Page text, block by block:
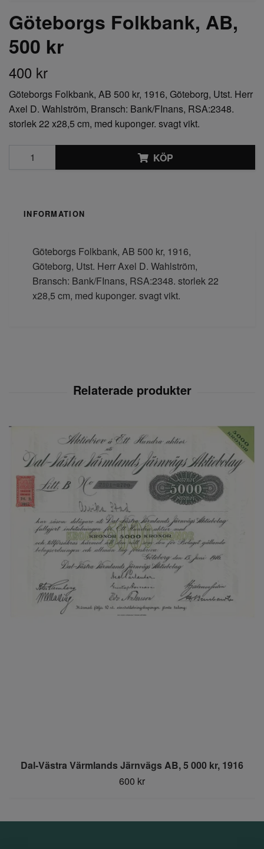
Göteborgs Folkbank, AB,
500 kr
400 kr
Göteborgs Folkbank, AB 500 kr, 1916, Göteborg, Utst. Herr
Axel D. Wahlström, Bransch: Bank/FInans, RSA:2348.
storlek 22 x28,5 cm, med kuponger. svagt vikt.
KÖP
INFORMATION
Göteborgs Folkbank, AB 500 kr, 1916,
Göteborg, Utst. Herr Axel D. Wahlström,
Bransch: Bank/FInans, RSA:2348. storlek 22
x28,5 cm, med kuponger. svagt vikt.
Dal-Västra Värmlands Järnvägs AB, 5 000 kr, 1916
600 kr